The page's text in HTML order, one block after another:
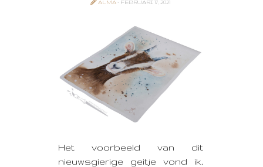
ALMA - FEBRUARI 17, 2021
Het voorbeeld van dit
nieuwsgierige geitje vond ik,